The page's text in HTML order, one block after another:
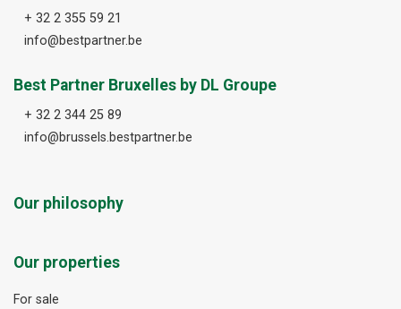
+ 32 2 355 59 21
info@bestpartner.be
Best Partner Bruxelles by DL Groupe
+ 32 2 344 25 89
info@brussels.bestpartner.be
Our philosophy
Our properties
For sale